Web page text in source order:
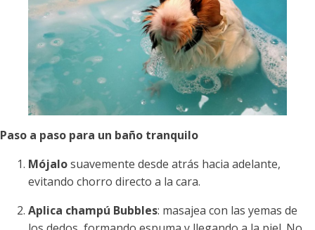
Paso a paso para un baño tranquilo
Mójalosuavemente desde atrás hacia adelante,
evitando chorro directo a la cara.
Aplica champú Bubbles: masajea con las yemas de